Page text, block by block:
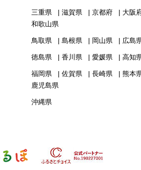
三重県 滋賀県 京都府 大阪
和歌山県
鳥取県 島根県 岡山県 広島
徳島県 香川県 愛媛県 高知
福岡県 佐賀県 長崎県 熊本
鹿児島県
沖縄県